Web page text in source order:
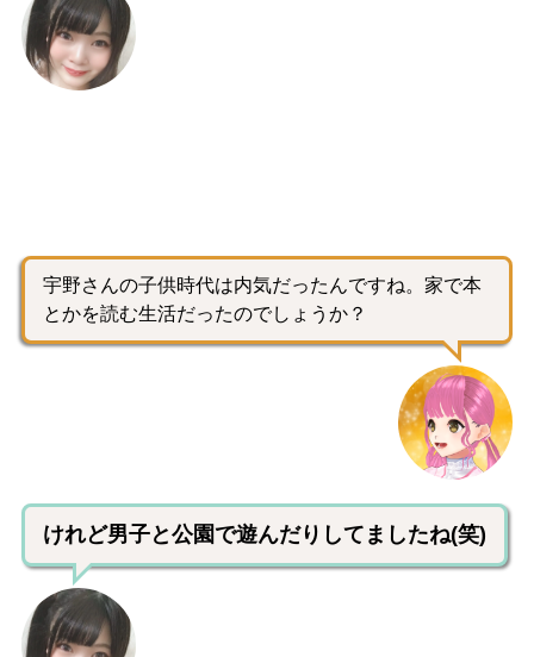
宇野さんの子供時代は内気だったんですね。家で本
とかを読む生活だったのでしょうか？
けれど男子と公園で遊んだりしてましたね(笑)